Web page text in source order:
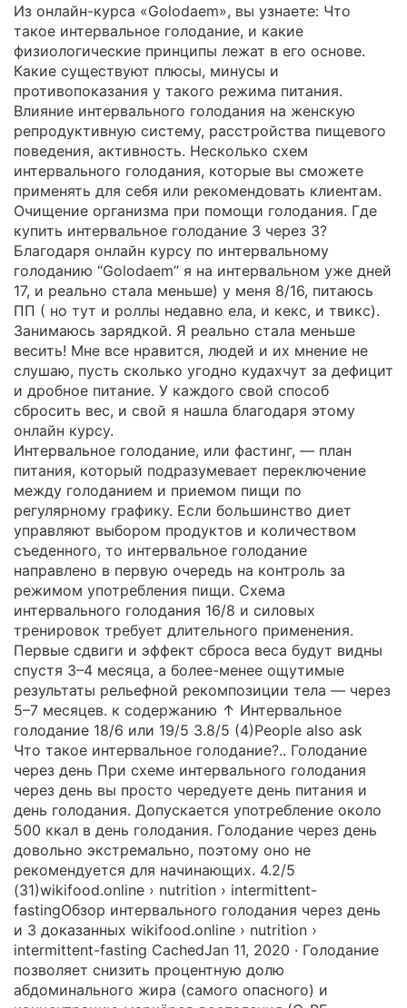
Из онлайн-курса «Golodaem», вы узнаете: Что
такое интервальное голодание, и какие
физиологические принципы лежат в его основе.
Какие существуют плюсы, минусы и
противопоказания у такого режима питания.
Влияние интервального голодания на женскую
репродуктивную систему, расстройства пищевого
поведения, активность. Несколько схем
интервального голодания, которые вы сможете
применять для себя или рекомендовать клиентам.
Очищение организма при помощи голодания. Где
купить интервальное голодание 3 через 3?
Благодаря онлайн курсу по интервальному
голоданию “Golodaem” я на интервальном уже дней
17, и реально стала меньше) у меня 8/16, питаюсь
ПП ( но тут и роллы недавно ела, и кекс, и твикс).
Занимаюсь зарядкой. Я реально стала меньше
весить! Мне все нравится, людей и их мнение не
слушаю, пусть сколько угодно кудахчут за дефицит
и дробное питание. У каждого свой способ
сбросить вес, и свой я нашла благодаря этому
онлайн курсу.
Интервальное голодание, или фастинг, — план
питания, который подразумевает переключение
между голоданием и приемом пищи по
регулярному графику. Если большинство диет
управляют выбором продуктов и количеством
съеденного, то интервальное голодание
направлено в первую очередь на контроль за
режимом употребления пищи. Схема
интервального голодания 16/8 и силовых
тренировок требует длительного применения.
Первые сдвиги и эффект сброса веса будут видны
спустя 3–4 месяца, а более-менее ощутимые
результаты рельефной рекомпозиции тела — через
5–7 месяцев. к содержанию ↑ Интервальное
голодание 18/6 или 19/5 3.8/5 (4)People also ask
Что такое интервальное голодание?.. Голодание
через день При схеме интервального голодания
через день вы просто чередуете день питания и
день голодания. Допускается употребление около
500 ккал в день голодания. Голодание через день
довольно экстремально, поэтому оно не
рекомендуется для начинающих. 4.2/5
(31)wikifood.online › nutrition › intermittent-
fastingОбзор интервального голодания через день
и 3 доказанных wikifood.online › nutrition ›
intermittent-fasting CachedJan 11, 2020 · Голодание
позволяет снизить процентную долю
абдоминального жира (самого опасного) и